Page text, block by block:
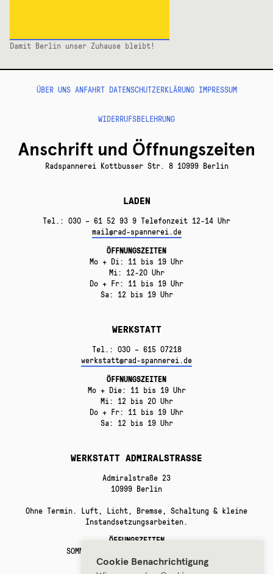
Damit Berlin unser Zuhause bleibt!
ÜBER UNS ANFAHRT DATENSCHUTZERKLÄRUNG IMPRESSUM
WIDERRUFSBELEHRUNG
Anschrift und Öffnungszeiten
Radspannerei Kottbusser Str. 8 10999 Berlin
LADEN
Tel.: 030 – 61 52 93 9 Telefonzeit 12-14 Uhr
mail@rad-spannerei.de
ÖFFNUNGSZEITEN
Mo + Di: 11 bis 19 Uhr
Mi: 12-20 Uhr
Do + Fr: 11 bis 19 Uhr
Sa: 12 bis 19 Uhr
WERKSTATT
Tel.: 030 – 615 07218
werkstatt@rad-spannerei.de
ÖFFNUNGSZEITEN
Mo + Die: 11 bis 19 Uhr
Mi: 12 bis 20 Uhr
Do + Fr: 11 bis 19 Uhr
Sa: 12 bis 19 Uhr
WERKSTATT ADMIRALSTRASSE
Admiralstraße 23
10999 Berlin
Ohne Termin. Luft, Licht, Bremse, Schaltung & kleine
Instandsetzungsarbeiten.
ÖFFUNGSZEITEN
SOMMERPAUSE bis Anfang September!
Cookie Benachrichtigung